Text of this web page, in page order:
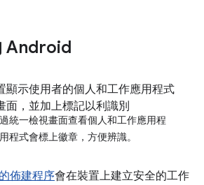
Android
統一檢視畫面查看個人和工作應用程
程式會標上徽章，方便辨識。
佈建程序會在裝置上建立安全的工作